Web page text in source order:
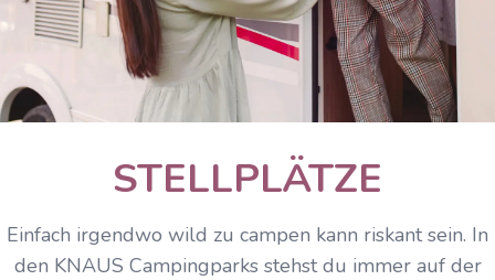
STELLPLÄTZE
Einfach irgendwo wild zu campen kann riskant sein. In
den KNAUS Campingparks stehst du immer auf der